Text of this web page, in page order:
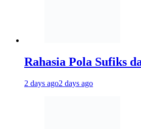
Rahasia Pola Sufiks
2 days ago2 days ago